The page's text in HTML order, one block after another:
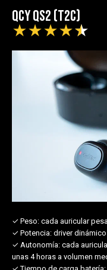
QCY QS2 (T2C)
★★★★★
✓ Peso: cada auricular
✓ Potencia: driver
✓ Autonomía: cada
unas 4 horas a volumen